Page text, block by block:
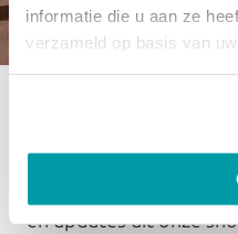
informatie die u aan ze
verzameld op basis van
Volg ons op
Blijf op de hoogte van
en updates uit onze